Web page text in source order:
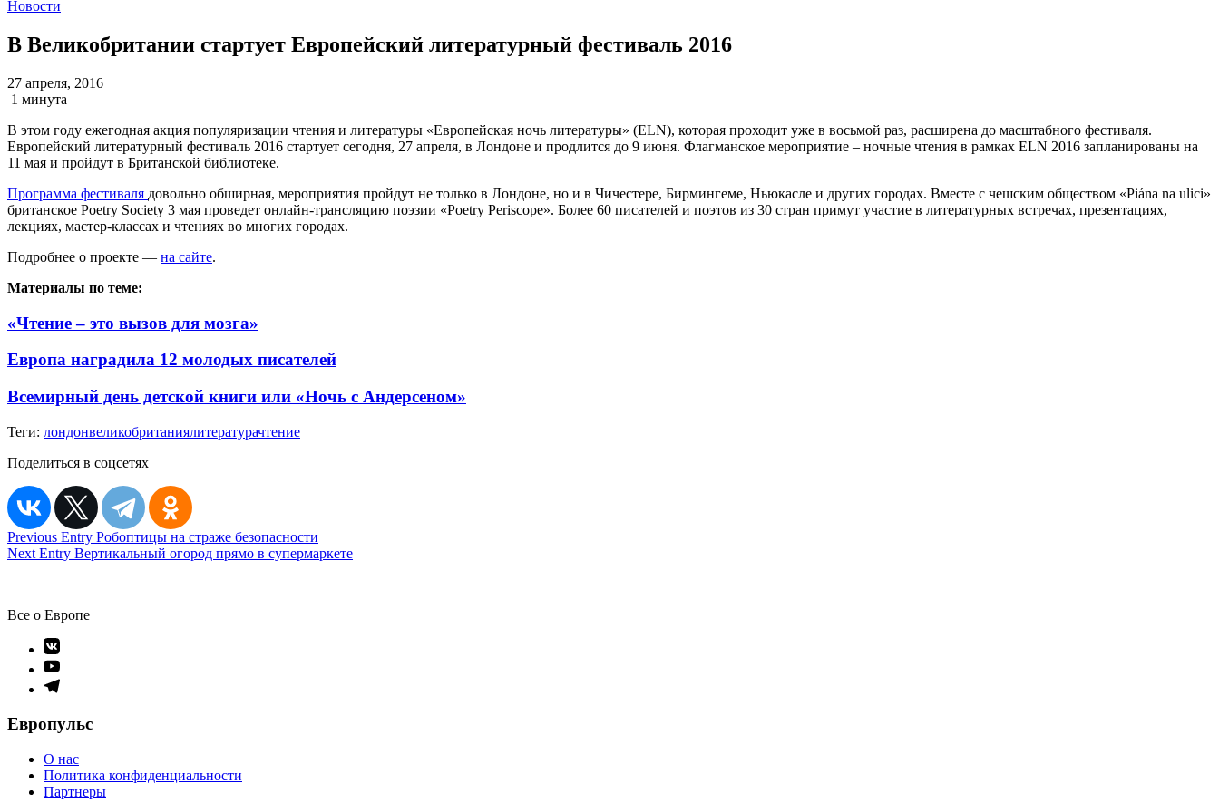
Новости
В Великобритании стартует Европейский литературный фестиваль 2016
27 апреля, 2016
1 минута
В этом году ежегодная акция популяризации чтения и литературы «Европейская ночь литературы» (ELN), которая проходит уже в восьмой раз, расширена до масштабного фестиваля.
Европейский литературный фестиваль 2016 стартует сегодня, 27 апреля, в Лондоне и продлится до 9 июня. Флагманское мероприятие – ночные чтения в рамках ELN 2016 запланированы на
11 мая и пройдут в Британской библиотеке.
Программа фестиваля довольно обширная, мероприятия пройдут не только в Лондоне, но и в Чичестере, Бирмингеме, Ньюкасле и других городах. Вместе с чешским обществом «Piána na ulici»
британское Poetry Society 3 мая проведет онлайн-трансляцию поэзии «Poetry Periscope». Более 60 писателей и поэтов из 30 стран примут участие в литературных встречах, презентациях,
лекциях, мастер-классах и чтениях во многих городах.
Подробнее о проекте — на сайте.
Материалы по теме:
«Чтение – это вызов для мозга»
Европа наградила 12 молодых писателей
Всемирный день детской книги или «Ночь с Андерсеном»
Теги: лондонвеликобританиялитературачтение
Поделиться в соцсетях
Навигация
по
Previous Entry Робоптицы на страже безопасности
Next Entry Вертикальный огород прямо в супермаркете
Все о Европе
Элемент
меню
Элемент
меню
Элемент
Европульс
О нас
Политика конфиденциальности
Партнеры